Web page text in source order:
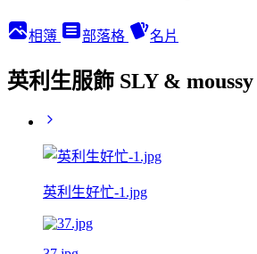
相簿 部落格 名片
英利生服飾 SLY &
英利生好忙-1.jpg